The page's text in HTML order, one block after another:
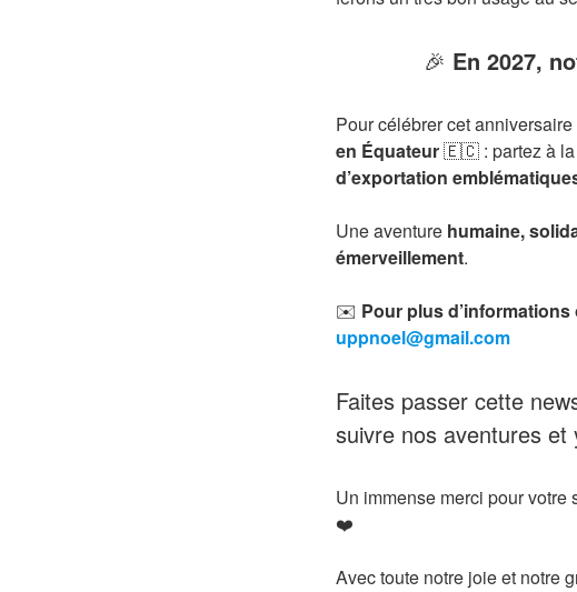
🎉 En 2027,
Pour célébrer cet
en Équateur🇪🇨 : partez à la
d’exportation
Une aventure humaine,
émerveillement.
✉️ Pour plus
uppnoel@gmail.com
Faites passer cette
suivre nos aventures
Un immense merci pour
❤️
Avec toute notre joie et notre